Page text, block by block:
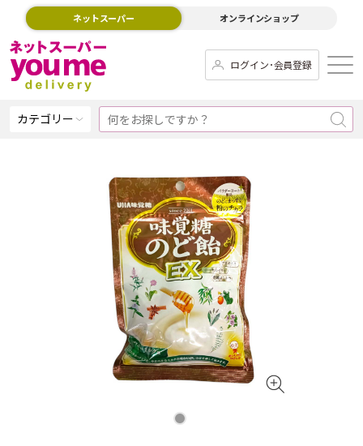
ネットスーパー オンラインショップ
ログイン･会員登録
カテゴリー